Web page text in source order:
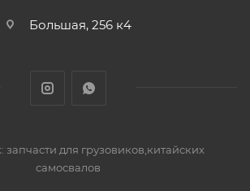
Большая, 256 к4
запчасти для грузовиков,китайских
самосвалов